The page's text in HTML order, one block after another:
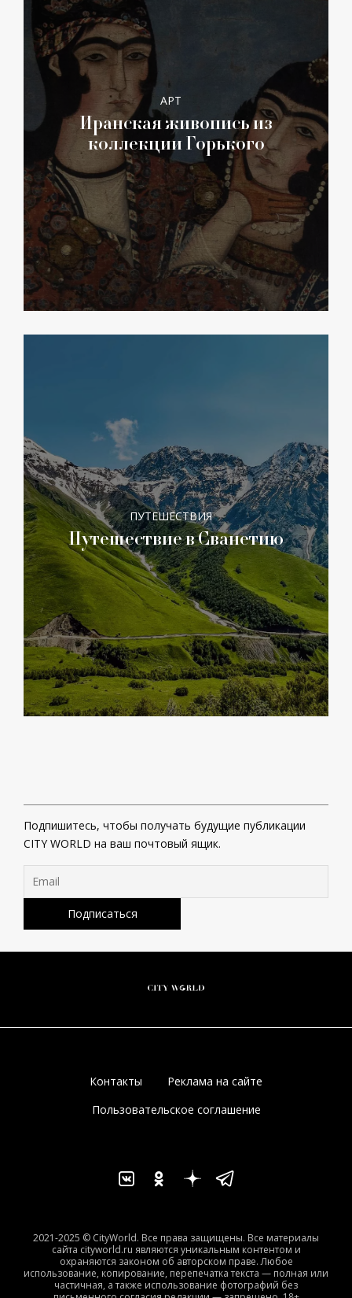
АРТ
Иранская живопись из
коллекции Горького
ПУТЕШЕСТВИЯ
Путешествие в Сванетию
Подпишитесь, чтобы получать будущие публикации
CITY WORLD на ваш почтовый ящик.
Контакты
Реклама на сайте
Пользовательское соглашение
2021-2025 © CityWorld. Все права защищены. Все материалы
сайта cityworld.ru являются уникальным контентом и
охраняются законом об авторском праве. Любое
использование, копирование, перепечатка текста — полная или
частичная, а также использование фотографий без